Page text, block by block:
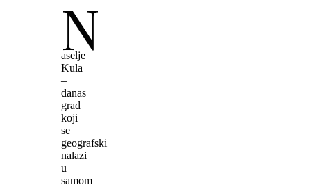
N
aselje
Kula
–
danas
grad
koji
se
geografski
nalazi
u
samom